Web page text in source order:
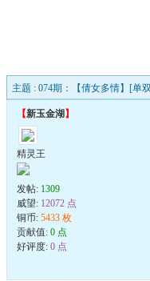
主题 : 074期：【倩女多情】[
【新玉金湖 】
精灵王
发帖: 1309
威望: 12072 点
铜币: 5433 枚
贡献值: 0 点
好评度: 0 点